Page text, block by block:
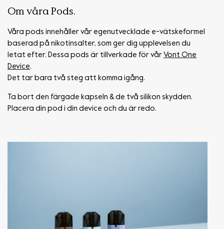
Om våra Pods.
Våra pods innehåller vår egenutvecklade e-vätskeformel
baserad på nikotinsalter, som ger dig upplevelsen du
letat efter. Dessa pods är tillverkade för vår Vont One
Device.
Det tar bara två steg att komma igång.
Ta bort den färgade kapseln & de två silikon skydden.
Placera din pod i din device och du är redo.